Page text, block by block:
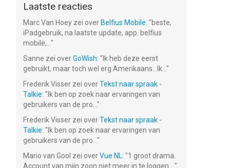
Laatste reacties
Marc Van Hoey zei over Belfius Mobile: "beste,
iPadgebruik, na laatste update, app. belfius
mobile,... "
Sanne zei overGoWish: " Ik heb deze eerst
gebruikt, maar toch wel erg Amerikaans.. Ik... "
Frederik Visser zei overTekst naar spraak -
Talkie: " Ik ben op zoek naar ervaringen van
gebruikers van de pro... "
Frederik Visser zei overTekst naar spraak -
Talkie: " Ik ben op zoek naar ervaringen van
gebruikers van de pro... "
Mario van Gool zei overVue NL: "1 groot drama.
Account van mijn zoon niet meer in te loggen.... "